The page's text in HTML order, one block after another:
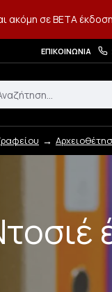
ακόμη σε BETA
ΕΠΙΚΟΙΝΩΝΊΑ